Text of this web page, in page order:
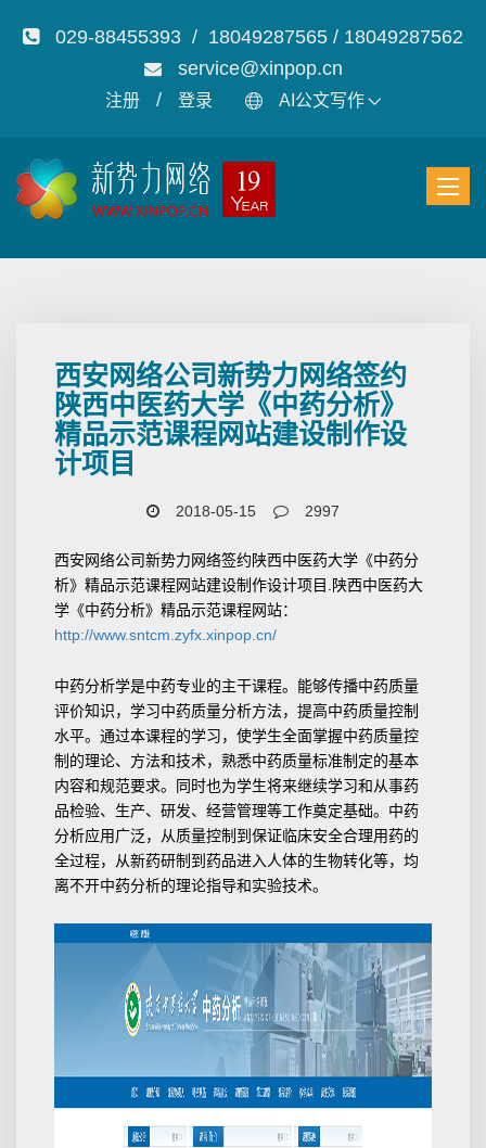
029-88455393 / 18049287565 / 18049287562
service@xinpop.cn
注册 / 登录 AI公文写作
西安网络公司新势力网络签约
陕西中医药大学《中药分析》
精品示范课程网站建设制作设
计项目
2018-05-15 2997
西安网络公司新势力网络签约陕西中医药大学《中药分
析》精品示范课程网站建设制作设计项目.陕西中医药大
学《中药分析》精品示范课程网站：
http://www.sntcm.zyfx.xinpop.cn/
中药分析学是中药专业的主干课程。能够传播中药质量
评价知识，学习中药质量分析方法，提高中药质量控制
水平。通过本课程的学习，使学生全面掌握中药质量控
制的理论、方法和技术，熟悉中药质量标准制定的基本
内容和规范要求。同时也为学生将来继续学习和从事药
品检验、生产、研发、经营管理等工作奠定基础。中药
分析应用广泛，从质量控制到保证临床安全合理用药的
全过程，从新药研制到药品进入人体的生物转化等，均
离不开中药分析的理论指导和实验技术。